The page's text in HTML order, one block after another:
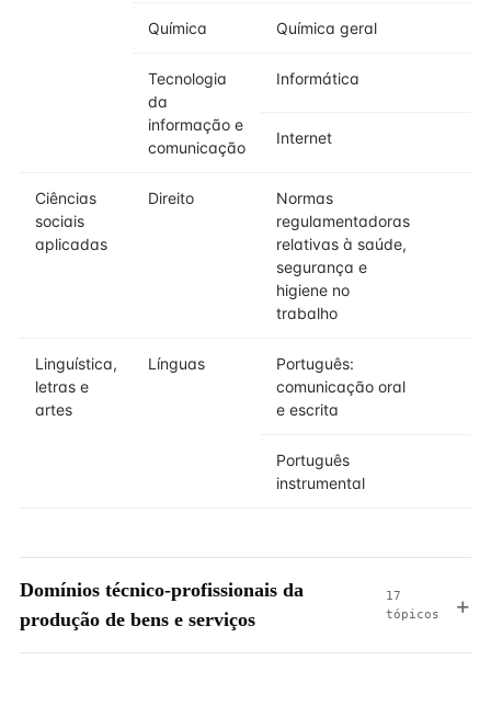
Química Química geral
Tecnologia
da
informação e
comunicação
Informática
Internet
Ciências
sociais
aplicadas
Direito
Normas
regulamentadoras
relativas à saúde,
segurança e
higiene no
trabalho
Linguística,
letras e
artes
Línguas
Português:
comunicação oral
e escrita
Português
instrumental
Domínios técnico-profissionais da
produção de bens e serviços
17
tópicos